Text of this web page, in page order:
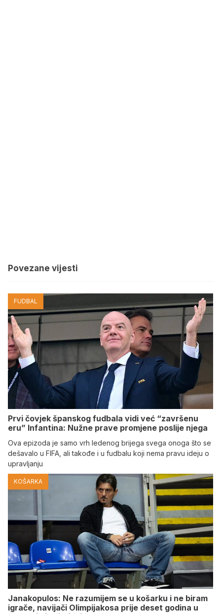
Povezane vijesti
FUDBAL
Prvi čovjek španskog fudbala vidi već “završenu
eru” Infantina: Nužne prave promjene poslije njega
Ova epizoda je samo vrh ledenog brijega svega onoga što se
dešavalo u FIFA, ali takođe i u fudbalu koji nema pravu ideju o
upravljanju
KOŠARKA
Janakopulos: Ne razumijem se u košarku i ne biram
igrače, navijači Olimpijakosa prije deset godina u